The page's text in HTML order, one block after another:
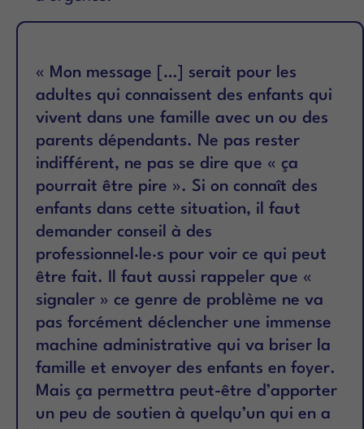
« Mon message […] serait pour les
adultes qui connaissent des enfants qui
vivent dans une famille avec un ou des
parents dépendants. Ne pas rester
indifférent, ne pas se dire que « ça
pourrait être pire ». Si on connaît des
enfants dans cette situation, il faut
demander conseil à des
professionnel·le·s pour voir ce qui peut
être fait. Il faut aussi rappeler que «
signaler » ce genre de problème ne va
pas forcément déclencher une immense
machine administrative qui va briser la
famille et envoyer des enfants en foyer.
Mais ça permettra peut-être d’apporter
un peu de soutien à quelqu’un qui en a